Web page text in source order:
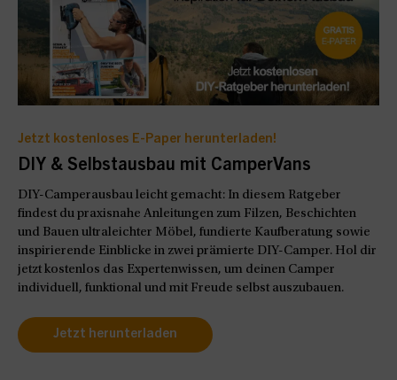
Jetzt kostenloses E-Paper herunterladen!
DIY & Selbstausbau mit CamperVans
DIY-Camperausbau leicht gemacht: In diesem Ratgeber
findest du praxisnahe Anleitungen zum Filzen, Beschichten
und Bauen ultraleichter Möbel, fundierte Kaufberatung sowie
inspirierende Einblicke in zwei prämierte DIY-Camper. Hol dir
jetzt kostenlos das Expertenwissen, um deinen Camper
individuell, funktional und mit Freude selbst auszubauen.
Jetzt herunterladen